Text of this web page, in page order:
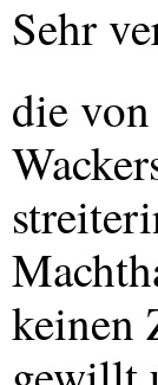
Sehr
die
keinen